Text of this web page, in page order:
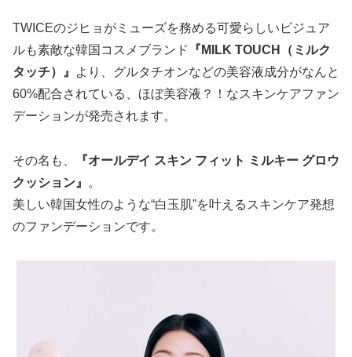
TWICEのジヒョがミューズを務める可愛らしいビジュア
ルも素敵な韓国コスメブランド
『MILK TOUCH（ミルク
タッチ）』
より、グルタチオンなどの美容液成分がなんと
60%配合されている、ほぼ美容液？！なスキンケアファン
デーションが発売されます。
その名も、
『オールデイ スキン フィット ミルキー グロウ
クッション』
。
美しい韓国女性のような“白玉肌”を叶えるスキンケア発想
のファンデーションです。